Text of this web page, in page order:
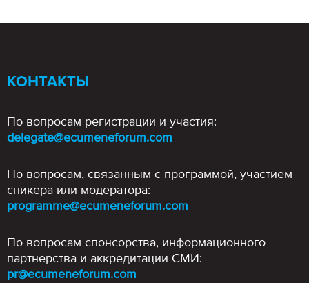
КОНТАКТЫ
По вопросам регистрации и участия:
delegate@ecumeneforum.com
По вопросам, связанным с программой, участием
спикера или модератора:
programme@ecumeneforum.com
По вопросам спонсорства, информационного
партнерства и аккредитации СМИ:
pr@ecumeneforum.com